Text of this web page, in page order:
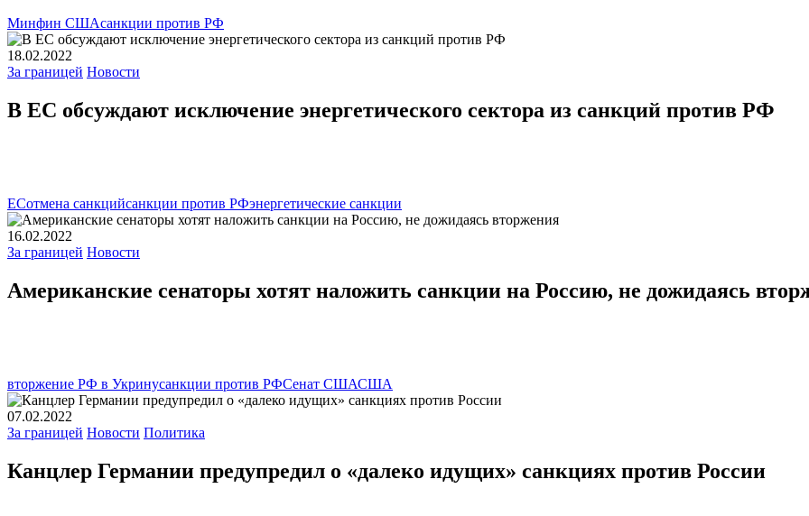
Минфин СШАсанкции против РФ
18.02.2022
За границей Новости
В ЕС обсуждают исключение энергетического сектора из санкций против РФ
ЕСотмена санкцийсанкции против РФэнергетические санкции
16.02.2022
За границей Новости
Американские сенаторы хотят наложить санкции на Россию, не дожидаясь
вторжение РФ в Укринусанкции против РФСенат СШАСША
07.02.2022
За границей Новости Политика
Канцлер Германии предупредил о «далеко идущих» санкциях против России